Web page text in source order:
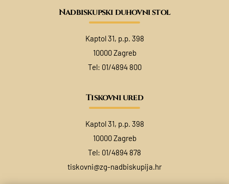
Nadbiskupski duhovni stol
Kaptol 31, p.p. 398
10000 Zagreb
Tel: 01/4894 800
Tiskovni ured
Kaptol 31, p.p. 398
10000 Zagreb
Tel: 01/4894 878
tiskovni@zg-nadbiskupija.hr